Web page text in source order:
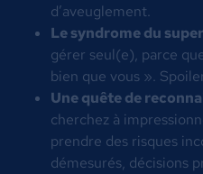
d’aveuglement.
Le syndrome du
gérer seul(e), parce
bien que vous ».
Une quête de
cherchez à
prendre des risques
démesurés, décisions